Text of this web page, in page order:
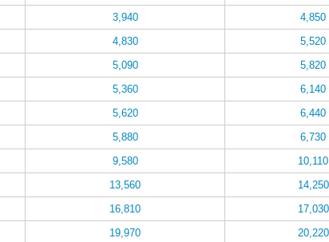
3,940 4,850
4,830 5,520
5,090 5,820
5,360 6,140
5,620 6,440
5,880 6,730
9,580 10,110
13,560 14,250
16,810 17,030
19,970 20,220